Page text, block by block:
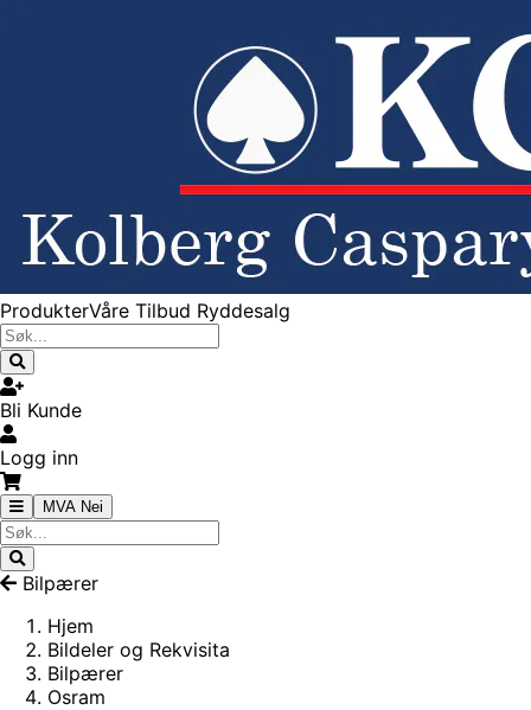
ProdukterVåre Tilbud Ryddesalg
Bli Kunde
Logg inn
MVA Nei
Bilpærer
Hjem
Bildeler og Rekvisita
Bilpærer
Osram